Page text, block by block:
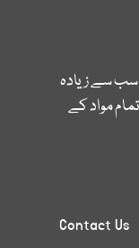
سب سے زیادہ
مواد کے
Contact Us